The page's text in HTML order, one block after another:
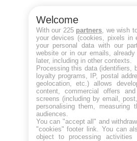
Welcome
With our 225 partners , we wish
your devices (cookies, pixels in
your personal data with our
website or in our emails,
later, including in other contexts.
Processing this data (identifiers,
loyalty programs, IP, postal
geolocation, etc.) allows
content, commercial offers
screens (including by email,
personalising them, measuring
audiences.
You can "accept all" and
"cookies" footer link . You can
object to processing